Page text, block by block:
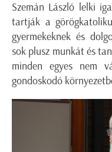
Szemán László lelki
tartják a
gyermekeknek és
sok plusz munkát és
minden egyes nem
gondoskodó